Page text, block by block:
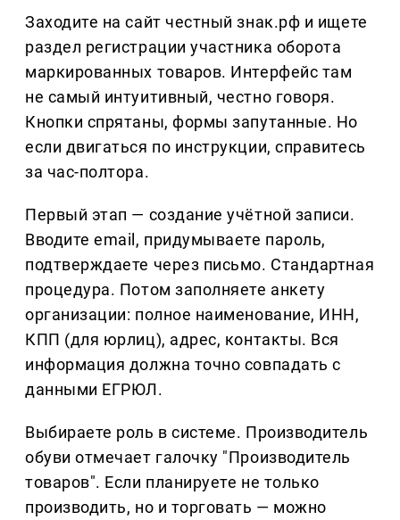
Заходите на сайт честный знак.рф и ищете
раздел регистрации участника оборота
маркированных товаров. Интерфейс там
не самый интуитивный, честно говоря.
Кнопки спрятаны, формы запутанные. Но
если двигаться по инструкции, справитесь
за час-полтора.
Первый этап — создание учётной записи.
Вводите email, придумываете пароль,
подтверждаете через письмо. Стандартная
процедура. Потом заполняете анкету
организации: полное наименование, ИНН,
КПП (для юрлиц), адрес, контакты. Вся
информация должна точно совпадать с
данными ЕГРЮЛ.
Выбираете роль в системе. Производитель
обуви отмечает галочку "Производитель
товаров". Если планируете не только
производить, но и торговать — можно